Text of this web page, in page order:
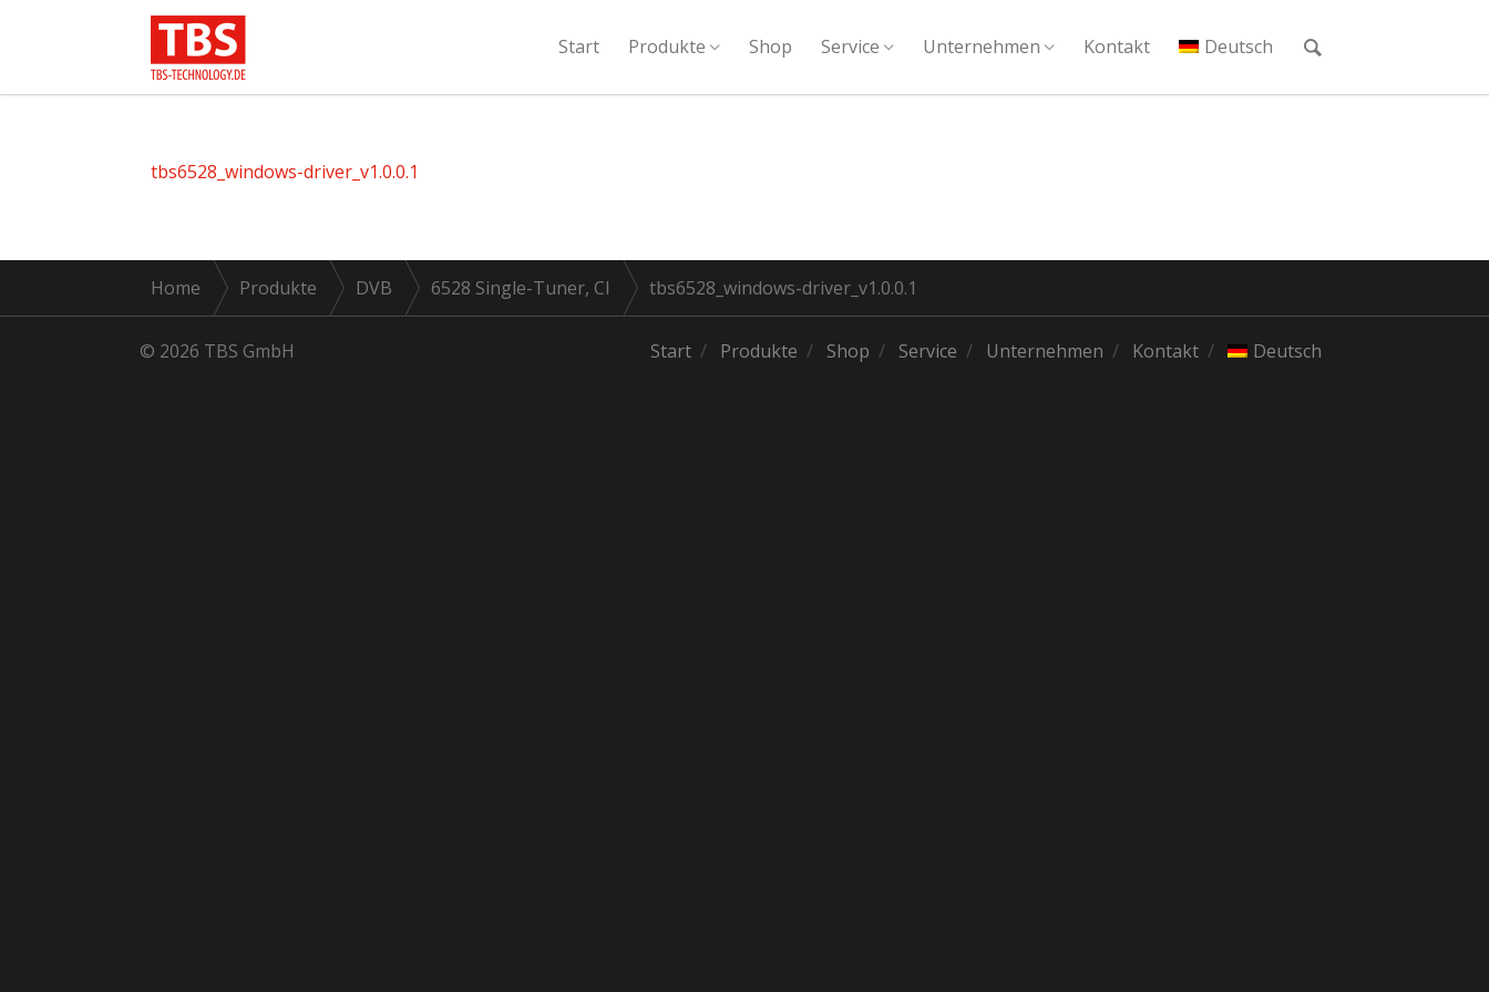
Start Produkte Shop Service Unternehmen Kontakt Deutsch
tbs6528_windows-driver_v1.0.0.1
Home Produkte DVB 6528 Single-Tuner, CI tbs6528_windows-driver_v1.0.0.1
© 2026 TBS GmbH Start Produkte Shop Service Unternehmen Kontakt Deutsch